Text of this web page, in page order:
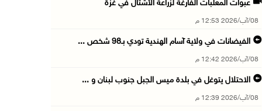
عبوات المعلبات الفارغة لزراعة الأشتال في غزة
08/آب/2026 12:53 م
الفيضانات في ولاية آسام الهندية تودي بـ98 شخص ...
08/آب/2026 12:42 م
الاحتلال يتوغل في بلدة ميس الجبل جنوب لبنان و ...
08/آب/2026 12:39 م